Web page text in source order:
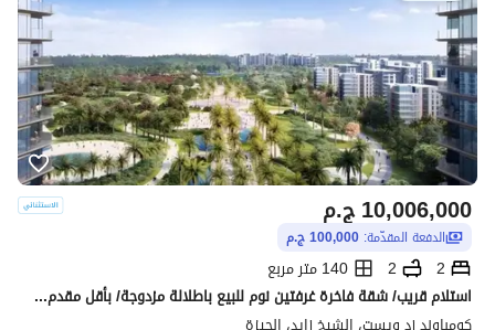
ج.م10,006,000
الدفعة المقدّمة: 100,000 ج.م
2
2
140 متر مربع
استلام قريب/ شقة فاخرة غرفتين نوم للبيع باطلالة مزدوجة/ بأقل مقدم وسعر اجمالي في السوق! في زيد الشيخ زايد